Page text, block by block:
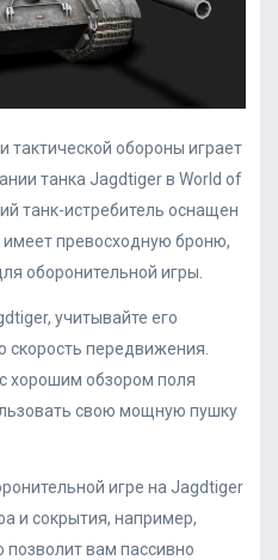
тактической обороны играет
танка Jagdtiger в World of
танк-истребитель оснащен
превосходную броню,
оборонительной игры.
учитывайте его
передвижения.
хорошим обзором поля
свою мощную пушку
игре на Jagdtiger
и сокрытия, например,
позволит вам пассивно